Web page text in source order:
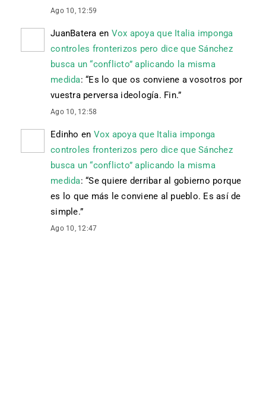
Ago 10, 12:59
JuanBatera en Vox apoya que Italia imponga
controles fronterizos pero dice que Sánchez
busca un “conflicto” aplicando la misma
medida: “Es lo que os conviene a vosotros por
vuestra perversa ideología. Fin.”
Ago 10, 12:58
Edinho en Vox apoya que Italia imponga
controles fronterizos pero dice que Sánchez
busca un “conflicto” aplicando la misma
medida: “Se quiere derribar al gobierno porque
es lo que más le conviene al pueblo. Es así de
simple.”
Ago 10, 12:47